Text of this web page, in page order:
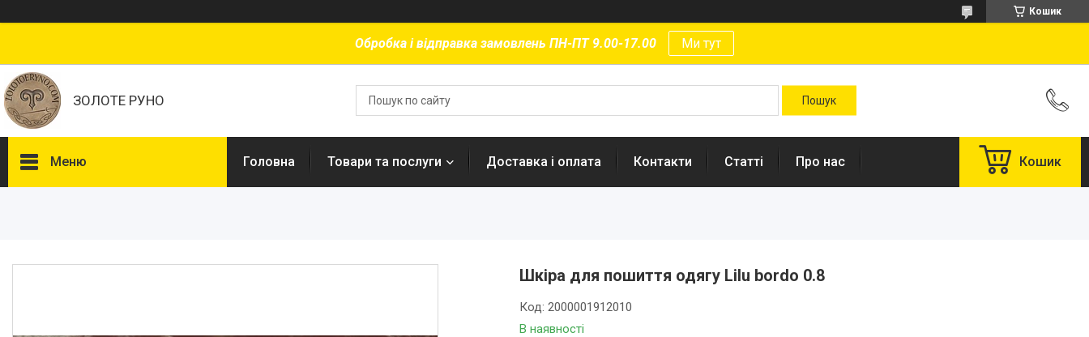
Кошик
Обробка і відправка замовлень ПН-ПТ 9.00-17.00 Ми тут
ЗОЛОТЕ РУНО
Меню Головна Товари та послуги Доставка і оплата Контакти Статті Про нас Кошик
Шкіра для пошиття одягу Lilu bordo 0.8
В наявності
Код:2000001912010